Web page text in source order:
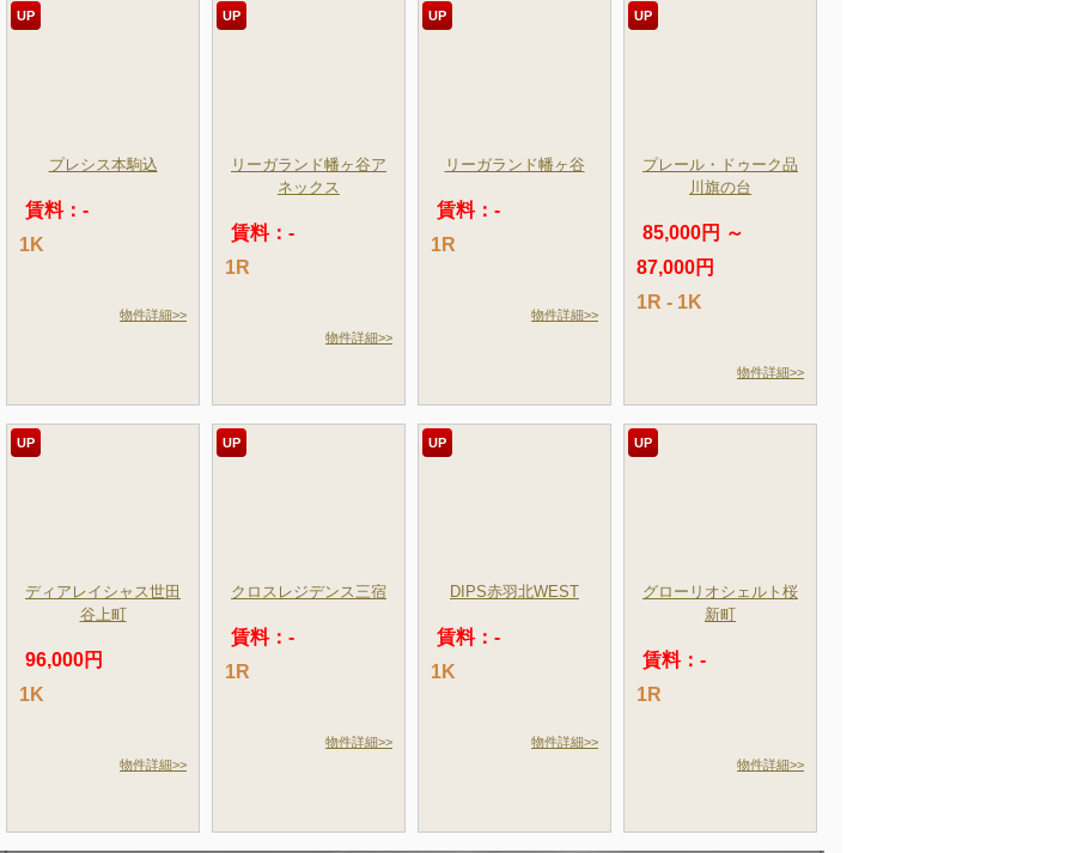
UP
プレシス本駒込
賃料：-
1K
物件詳細>>
UP
リーガランド幡ヶ谷ア
ネックス
賃料：-
1R
物件詳細>>
UP
リーガランド幡ヶ谷
賃料：-
1R
物件詳細>>
UP
プレール・ドゥーク品
川旗の台
85,000円 ～
87,000円
1R - 1K
物件詳細>>
UP
ディアレイシャス世田
谷上町
96,000円
1K
物件詳細>>
UP
クロスレジデンス三宿
賃料：-
1R
物件詳細>>
UP
DIPS赤羽北WEST
賃料：-
1K
物件詳細>>
UP
グローリオシェルト桜
新町
賃料：-
1R
物件詳細>>